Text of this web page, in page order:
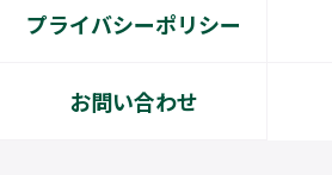
プライバシーポリシー
お問い合わせ